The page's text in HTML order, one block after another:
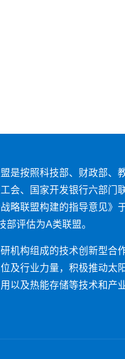
是按照科技部、财政部、
会、国家开发银行六部门
略联盟构建的指导意见》
部评估为A类联盟。
机构组成的技术创新型合
及行业力量，积极推动太
以及热能存储等技术和产